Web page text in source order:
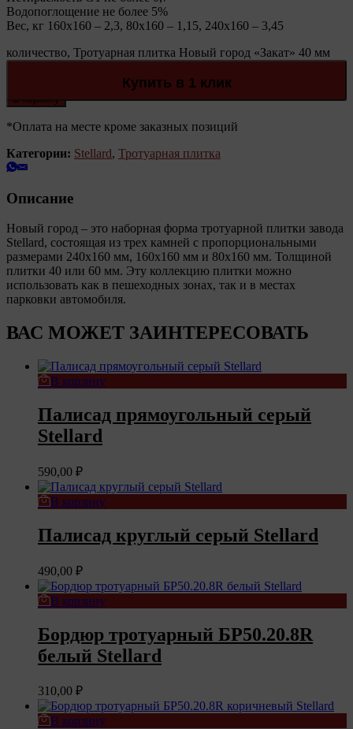
Водопоглощение не более 5%
Вес, кг 160х160 – 2,3, 80х160 – 1,15, 240х160 – 3,45
количество, Тротуарная плитка Новый город «Закат» 40 мм
В корзину
Купить в 1 клик
*Оплата на месте кроме заказных позиций
Категории: Stellard, Тротуарная плитка
Описание
Новый город – это наборная форма тротуарной плитки завода
Stellard, состоящая из трех камней с пропорциональными
размерами 240х160 мм, 160х160 мм и 80х160 мм. Толщиной
плитки 40 или 60 мм. Эту коллекцию плитки можно
использовать как в пешеходных зонах, так и в местах
парковки автомобиля.
ВАС МОЖЕТ ЗАИНТЕРЕСОВАТЬ
В корзину
Палисад прямоугольный серый
Stellard
590,00 ₽
В корзину
Палисад круглый серый Stellard
490,00 ₽
В корзину
Бордюр тротуарный БР50.20.8R
белый Stellard
310,00 ₽
В корзину